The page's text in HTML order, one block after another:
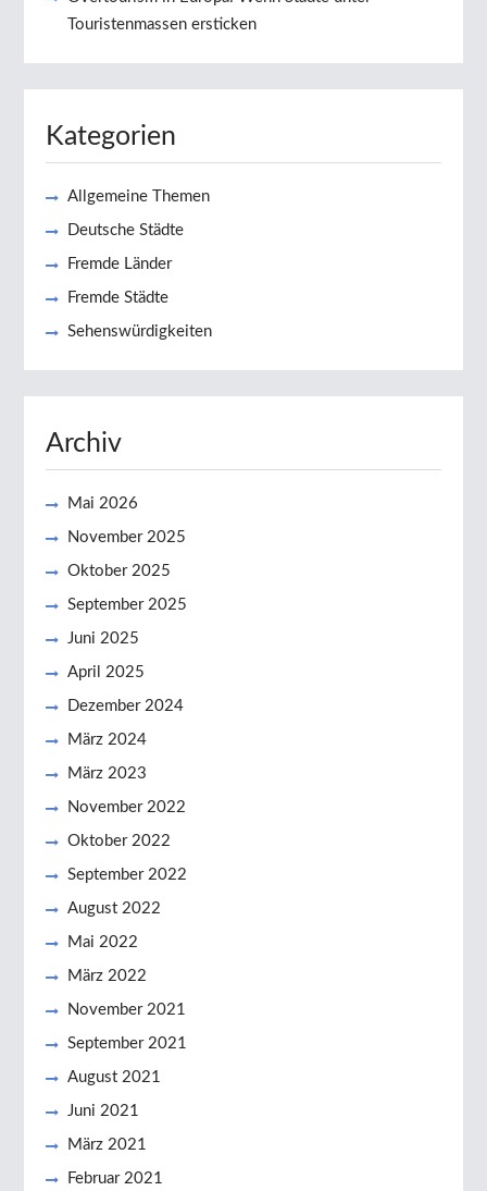
Touristenmassen ersticken
Kategorien
Allgemeine Themen
Deutsche Städte
Fremde Länder
Fremde Städte
Sehenswürdigkeiten
Archiv
Mai 2026
November 2025
Oktober 2025
September 2025
Juni 2025
April 2025
Dezember 2024
März 2024
März 2023
November 2022
Oktober 2022
September 2022
August 2022
Mai 2022
März 2022
November 2021
September 2021
August 2021
Juni 2021
März 2021
Februar 2021